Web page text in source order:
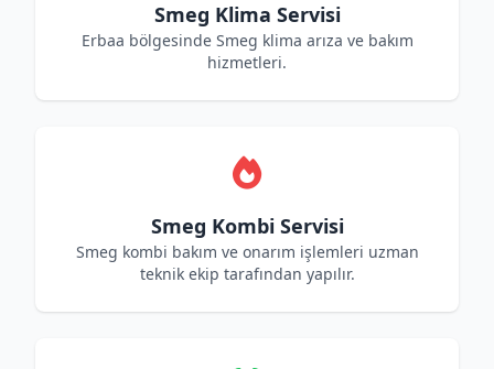
Smeg Klima Servisi
Erbaa bölgesinde Smeg klima arıza ve bakım
hizmetleri.
Smeg Kombi Servisi
Smeg kombi bakım ve onarım işlemleri uzman
teknik ekip tarafından yapılır.